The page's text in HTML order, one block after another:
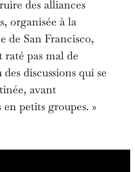
des alliances
organisée à la
de San Francisco,
raté pas mal de
discussions qui se
avant
en petits groupes. »